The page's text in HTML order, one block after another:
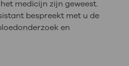
medicijn zijn geweest.
bespreekt met u de
en